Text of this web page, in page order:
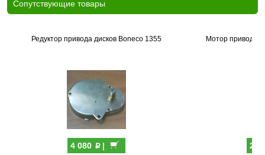
Cопутствующие товары
Редуктор привода дисков Boneco 1355
4 080 p|
Мотор привода
2